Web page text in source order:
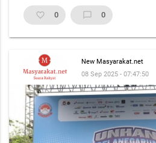
favorite_border 0 chat_bubble_outline 0
New Masyarakat.net
08 Sep 2025 - 07:47:50